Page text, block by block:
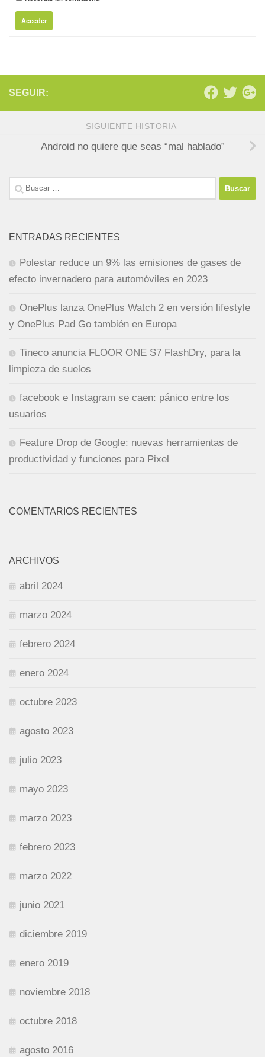
Acceder
SEGUIR:
SIGUIENTE HISTORIA
Android no quiere que seas “mal hablado”
Buscar:
ENTRADAS RECIENTES
Polestar reduce un 9% las emisiones de gases de
efecto invernadero para automóviles en 2023
OnePlus lanza OnePlus Watch 2 en versión lifestyle
y OnePlus Pad Go también en Europa
Tineco anuncia FLOOR ONE S7 FlashDry, para la
limpieza de suelos
facebook e Instagram se caen: pánico entre los
usuarios
Feature Drop de Google: nuevas herramientas de
productividad y funciones para Pixel
COMENTARIOS RECIENTES
ARCHIVOS
abril 2024
marzo 2024
febrero 2024
enero 2024
octubre 2023
agosto 2023
julio 2023
mayo 2023
marzo 2023
febrero 2023
marzo 2022
junio 2021
diciembre 2019
enero 2019
noviembre 2018
octubre 2018
agosto 2016